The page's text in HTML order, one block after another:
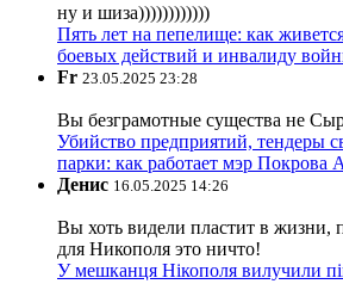
ну и шиза))))))))))))
Пять лет на пепелище: как
боевых действий и инвалиду
Fr 23.05.2025 23:28
Вы безграмотные существа не
Убийство предприятий, тендеры
парки: как работает мэр Покрова
Денис 16.05.2025 14:26
Вы хоть видели пластит в жизни,
для Никополя это ничто!
У мешканця Нікополя вилучили